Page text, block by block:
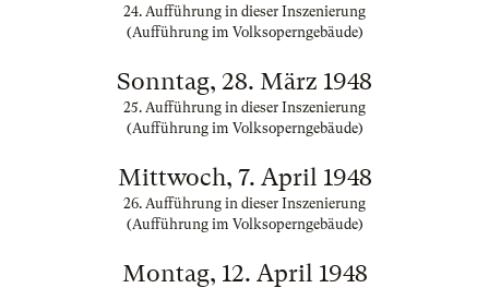
24. Aufführung in dieser Inszenierung
(Aufführung im Volksoperngebäude)
Sonntag, 28. März 1948
25. Aufführung in dieser Inszenierung
(Aufführung im Volksoperngebäude)
Mittwoch, 7. April 1948
26. Aufführung in dieser Inszenierung
(Aufführung im Volksoperngebäude)
Montag, 12. April 1948